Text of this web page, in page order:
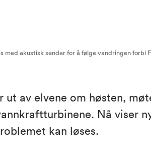
med akustisk sender for å følge vandringen
ut av elvene om høsten,
Nå viser
kan løses.